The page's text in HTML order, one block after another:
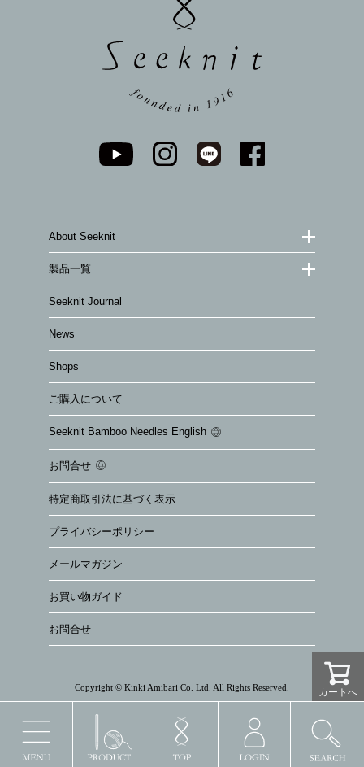
About Seeknit
製品一覧
Seeknit Journal
News
Shops
ご購入について
Seeknit Bamboo Needles English
お問合せ
特定商取引法に基づく表示
プライバシーポリシー
メールマガジン
お買い物ガイド
お問合せ
Copyright © Kinki Amibari Co. Ltd. All Rights Reserved. カートへ